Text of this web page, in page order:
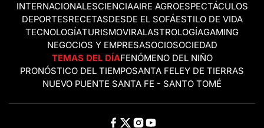
INTERNACIONALESCIENCIAAIRE AGROESPECTÁCULOS
DEPORTESRECETASDESDE EL SOFÁESTILO DE VIDA
TECNOLOGÍATURISMOVIRALASTROLOGÍAGAMING
NEGOCIOS Y EMPRESASOCIOSOCIEDAD
TEMAS DEL DÍAFENÓMENO DEL NIÑO
PRONÓSTICO DEL TIEMPOSANTA FELEY DE TIERRAS
NUEVO PUENTE SANTA FE - SANTO TOMÉ